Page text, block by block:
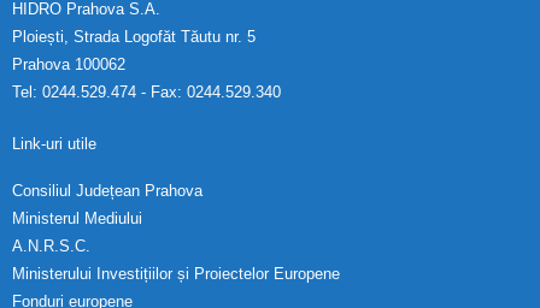
HIDRO Prahova S.A.
Ploiești, Strada Logofăt Tăutu nr. 5
Prahova 100062
Tel: 0244.529.474 - Fax: 0244.529.340
Link-uri utile
Consiliul Județean Prahova
Ministerul Mediului
A.N.R.S.C.
Ministerului Investițiilor și Proiectelor Europene
Fonduri europene